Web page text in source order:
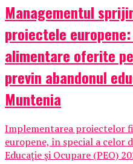
Managementul
proiectele
alimentare oferite
previn abandonul
Muntenia
Implementarea proiectelor
europene, în special a celor
Educație și Ocupare (PEO)